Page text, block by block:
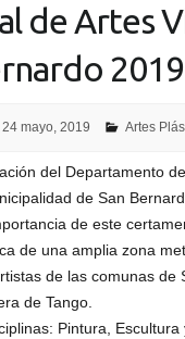
de Artes
2019
24 mayo, 2019 Artes
del Departamento
de San
de este
de una amplia zona
de las comunas de
de Tango.
Pintura, Escultura